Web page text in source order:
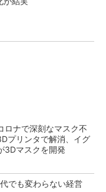
ロナで深刻なマスク不
プリンタで解消、イグ
3Dマスクを開発
でも変わらない経営